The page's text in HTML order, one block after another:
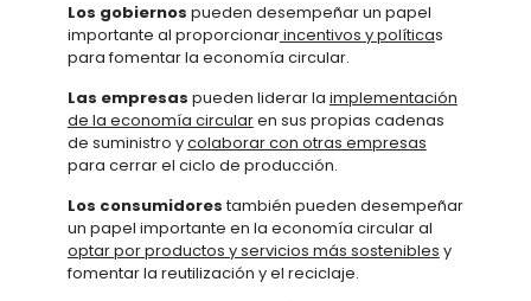
Los gobiernos pueden desempeñar un papel
importante al proporcionarincentivos y políticas
para fomentar la economía circular.
Las empresas pueden liderar la implementación
de la economía circularen sus propias cadenas
de suministro ycolaborar con otras empresas
para cerrar el ciclo de producción.
Los consumidorestambién pueden desempeñar
un papel importante en la economía circular al
optar por productos y servicios más sostenibles y
fomentar la reutilización y el reciclaje.